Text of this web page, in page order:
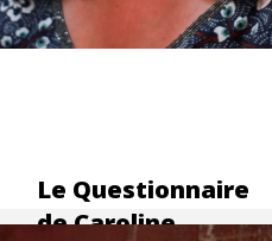
Le Questionnaire
de Caroline